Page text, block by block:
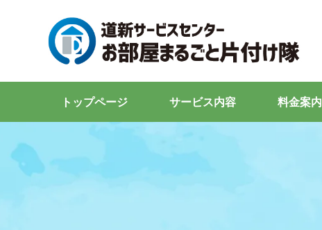
トップページ サービス内容 料金案内